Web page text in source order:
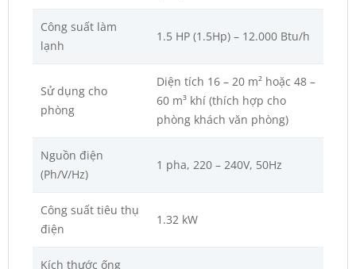
Công suất làm
lạnh
1.5 HP (1.5Hp) – 12.000 Btu/h
Sử dụng cho
phòng
Diện tích 16 – 20 m² hoặc 48 –
60 m³ khí (thích hợp cho
phòng khách văn phòng)
Nguồn điện
(Ph/V/Hz)
1 pha, 220 – 240V, 50Hz
Công suất tiêu thụ
điện
1.32 kW
Kích thước ống